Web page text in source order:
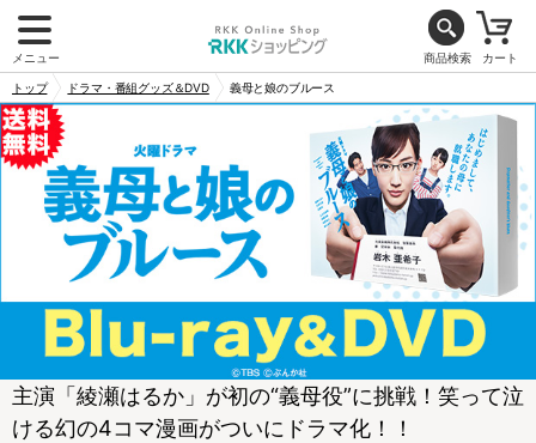
メニュー 商品検索 カート
トップ ドラマ・番組グッズ＆DVD 義母と娘のブルース
主演「綾瀬はるか」が初の“義母役”に挑戦！笑って泣
ける幻の4コマ漫画がついにドラマ化！！